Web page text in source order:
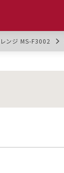
レンジ MS-F3002